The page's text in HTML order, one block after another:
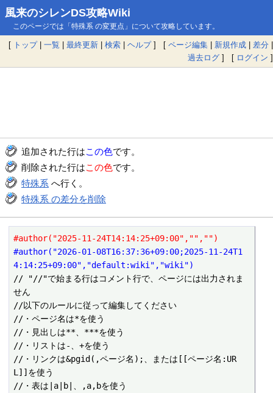
風来のシレンDS攻略Wiki
このページでは「特殊系 の変更点」について攻略しています。
[ トップ| 一覧 | 最終更新 | 検索 | ヘルプ] [ ページ編集 | 新規作成 | 差分 |
過去ログ ] [ ログイン ]
追加された行はこの色です。
削除された行はこの色です。
特殊系 へ行く。
特殊系 の差分を削除
#author("2025-11-24T14:14:25+09:00","","")
#author("2026-01-08T16:37:36+09:00;2025-11-24T1
4:14:25+09:00","default:wiki","wiki")
// "//"で始まる行はコメント行で、ページには出力されま
せん
//以下のルールに従って編集してください
//・ページ名は*を使う
//・見出しは**、***を使う
//・リストは-、+を使う
//・リンクは&pgid(,ページ名);、または[[ページ名:UR
L]]を使う
//・表は|a|b|、,a,bを使う